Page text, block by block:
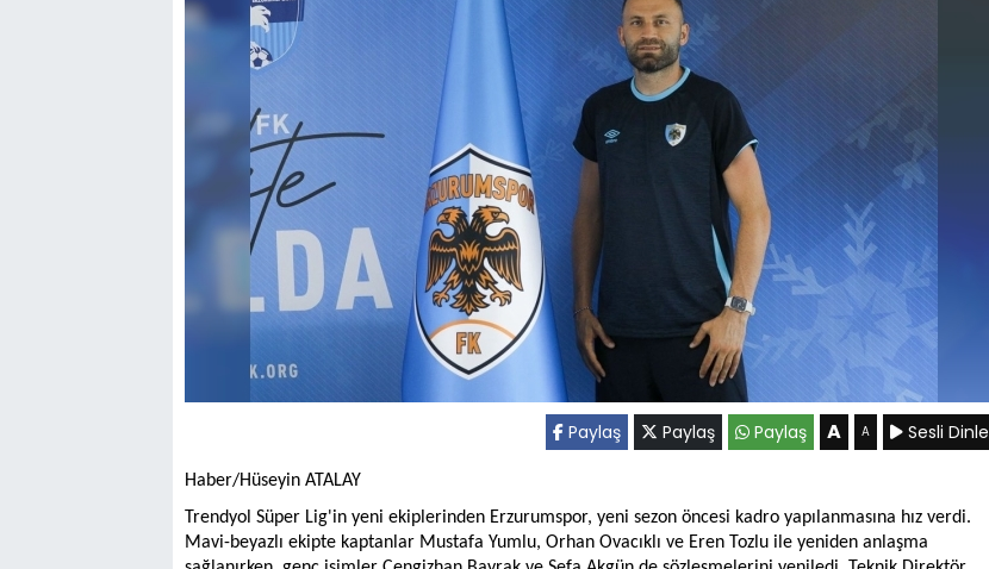
Paylaş Paylaş Paylaş A A Sesli Dinle
Haber/Hüseyin ATALAY
Trendyol Süper Lig'in yeni ekiplerinden Erzurumspor, yeni sezon öncesi kadro yapılanmasına hız verdi.
Mavi-beyazlı ekipte kaptanlar Mustafa Yumlu, Orhan Ovacıklı ve Eren Tozlu ile yeniden anlaşma